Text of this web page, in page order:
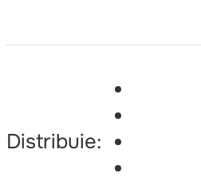
Distribuie: